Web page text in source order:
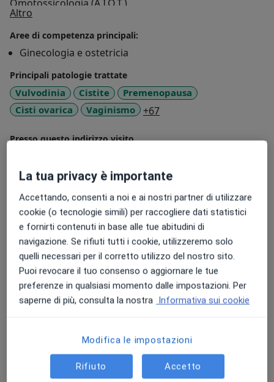
Omotossicologia (A.I.O.T.).
Altro
Aree di competenza principali:
Ginecologia e ostetricia
Principali patologie trattate
Vulvodinia Cistite
Premenopausa
Cisti ovarica
Vaginismo +67a11y_sr_more_diseases
Presso questo indirizzo visito
Tipologia di visite
In studioVisualizza gli indirizzi (1)
Consulenza onlineVisualizza l'agenda online
Foto e video
Visualizza galleria (21)
La tua privacy è importante
Accettando, consenti a noi e ai nostri partner di utilizzare
cookie (o tecnologie simili) per raccogliere dati statistici
e fornirti contenuti in base alle tue abitudini di
navigazione. Se rifiuti tutti i cookie, utilizzeremo solo
quelli necessari per il corretto utilizzo del nostro sito.
Puoi revocare il tuo consenso o aggiornare le tue
preferenze in qualsiasi momento dalle impostazioni. Per
saperne di più, consulta la nostra Informativa sui cookie
Modifica le impostazioni
Rifiuto Accetto